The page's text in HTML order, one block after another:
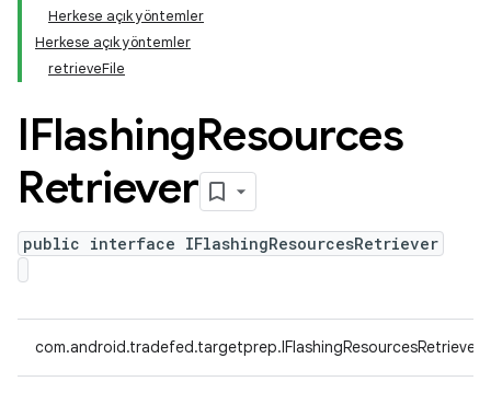
Herkese açık yöntemler
Herkese açık yöntemler
retrieveFile
IFlashingResources
Retriever
public interface IFlashingResourcesRetriever
com.android.tradefed.targetprep.IFlashingResourcesRetriever